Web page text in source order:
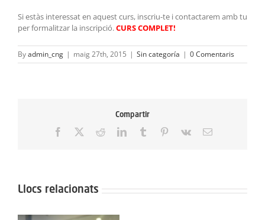
Si estàs interessat en aquest curs, inscriu-te i contactarem amb tu
per formalitzar la inscripció.CURS COMPLET!
Byadmin_cng | maig 27th, 2015 | Sin categoría | 0 Comentaris
Compartir
Facebook RedditLinkedInTumblr Pinterest
Vk Email:
Llocs relacionats